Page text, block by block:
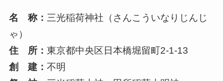
名 称： 三光稲荷神社（さんこういなりじんじ
ゃ）
住 所： 東京都中央区日本橋堀留町2-1-13
創 建： 不明